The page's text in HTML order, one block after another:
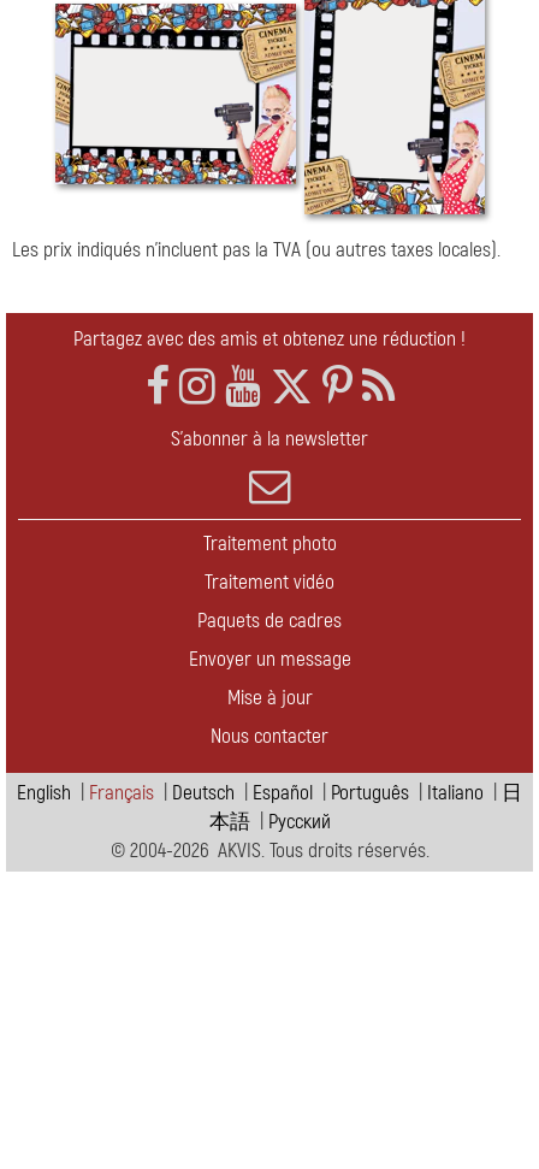
Les prix indiqués n'incluent pas la TVA (ou autres taxes locales).
Partagez avec des amis et obtenez une réduction !
S'abonner à la newsletter
Traitement photo
Traitement vidéo
Paquets de cadres
Envoyer un message
Mise à jour
Nous contacter
English Français Deutsch Español Português Italiano
日
本語| Pусский
© 2004-2026 AKVIS. Tous droits réservés.